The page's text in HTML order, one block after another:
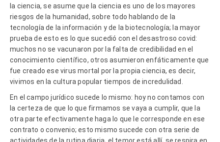
la ciencia, se asume que la ciencia es uno de los mayores
riesgos de la humanidad, sobre todo hablando de la
tecnología de la información y de la biotecnología; la mayor
prueba de esto es lo que sucedió con el desastroso covid:
muchos no se vacunaron por la falta de credibilidad en el
conocimiento científico, otros asumieron enfáticamente que
fue creado ese virus mortal por la propia ciencia, es decir,
vivimos en la cultura popular tiempos de incredulidad.
En el campo jurídico sucede lo mismo: hoy no contamos con
la certeza de que lo que firmamos se vaya a cumplir, que la
otra parte efectivamente haga lo que le corresponde en ese
contrato o convenio; esto mismo sucede con otra serie de
actividades de la rutina diaria, el temor está allí, se respira en